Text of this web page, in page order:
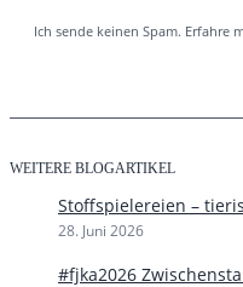
Ich sende keinen Spam. Erfahre
WEITERE BLOGARTIKEL
Stoffspielereien –
28. Juni 2026
#fjka2026